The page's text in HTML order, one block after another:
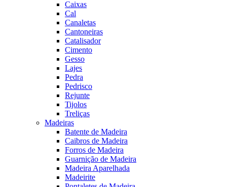
Caixas
Cal
Canaletas
Cantoneiras
Catalisador
Cimento
Gesso
Lajes
Pedra
Pedrisco
Rejunte
Tijolos
Treliças
Madeiras
Batente de Madeira
Caibros de Madeira
Forros de Madeira
Guarnição de Madeira
Madeira Aparelhada
Madeirite